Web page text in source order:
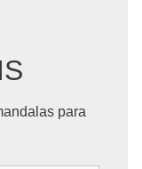
para